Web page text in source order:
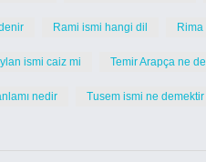
Rami ismi hangi dil
ismi caiz mi Temir Arapça ne
nedir Tusem ismi ne demektir